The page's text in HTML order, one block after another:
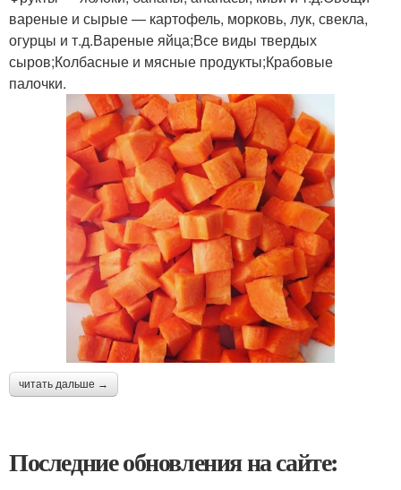
вареные и сырые — картофель, морковь, лук, свекла,
огурцы и т.д.Вареные яйца;Все виды твердых
сыров;Колбасные и мясные продукты;Крабовые
палочки.
читать дальше →
Последние обновления на сайте: